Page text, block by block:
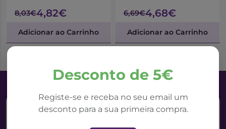
Desconto de 5€
Registe-se e receba no seu email um
desconto para a sua primeira compra.
8,03€4,82€
Adicionar ao Carrinho
6,69€4,68€
Adicionar ao Carrinho